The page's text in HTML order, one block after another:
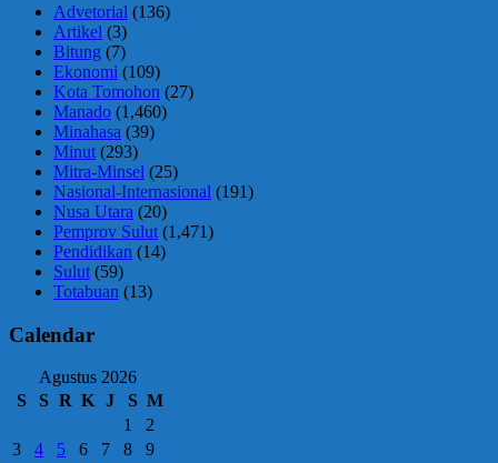
Advetorial (136)
Artikel (3)
Bitung (7)
Ekonomi (109)
Kota Tomohon (27)
Manado (1,460)
Minahasa (39)
Minut (293)
Mitra-Minsel (25)
Nasional-Internasional (191)
Nusa Utara (20)
Pemprov Sulut (1,471)
Pendidikan (14)
Sulut (59)
Totabuan (13)
Calendar
Agustus 2026
S
S R K J S M
1
2
3
4 5 6 7 8
9